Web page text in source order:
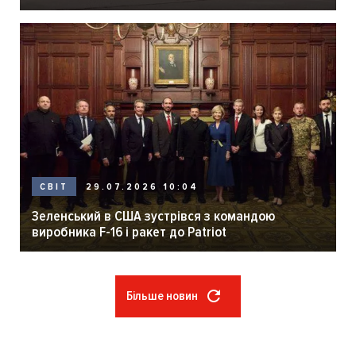
СВІТ 29.07.2026 10:04
Зеленський в США зустрівся з командою
виробника F-16 і ракет до Patriot
Більше новин